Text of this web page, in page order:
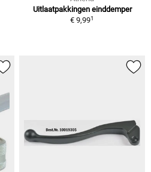
Uitlaatpakkingen einddemper
€ 9,991